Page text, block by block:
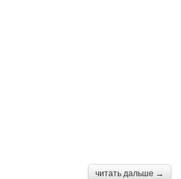
читать дальше →